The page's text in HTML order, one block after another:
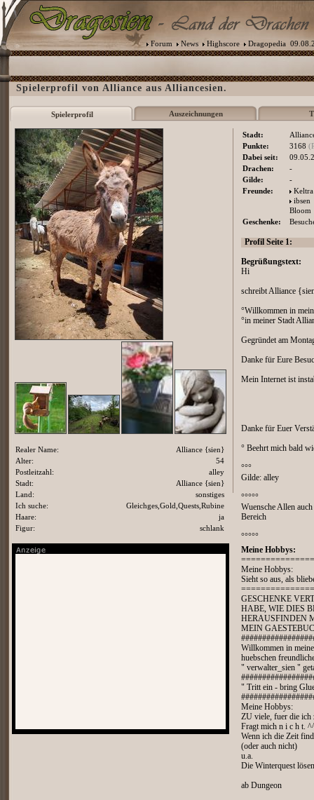
Forum News Highscore Dragopedia
Spielerprofil von Alliance aus Alliancesien.
Spielerprofil Auszeichnungen
Stadt:
Punkte:
3168
Dabei seit:
Drachen:
-
Gilde:
-
Freunde:
Keltra
ibsen
Bloom
Geschenke:
Profil Seite 1:
Begrüßungstext:
Hi
schreibt Alliance
°Willkommen in
°in meiner Stadt
Gegründet am
Danke für Eure
Mein Internet ist
Danke für Euer
° Beehrt mich bald
°°°
Gilde: alley
°°°°°
Wuensche Allen
Bereich
°°°°°
Meine Hobbys:
Meine Hobbys:
Sieht so aus, als
GESCHENKE
HABE, WIE DIES
HERAUSFINDEN
MEIN
Willkommen in
huebschen
" verwalter_sien "
" Tritt ein - bring
Meine Hobbys:
ZU viele, fuer die ich
Fragt mich n i c h t.
Wenn ich die Zeit
(oder auch nicht)
u.a.
Die Winterquest lösen
ab Dungeon
Realer Name:
Alliance {sien}
Alter:
54
Postleitzahl:
alley
Stadt:
Alliance {sien}
Land:
sonstiges
Ich suche:
Gleichges,Gold,Quests,Rubine
Haare:
ja
Figur:
schlank